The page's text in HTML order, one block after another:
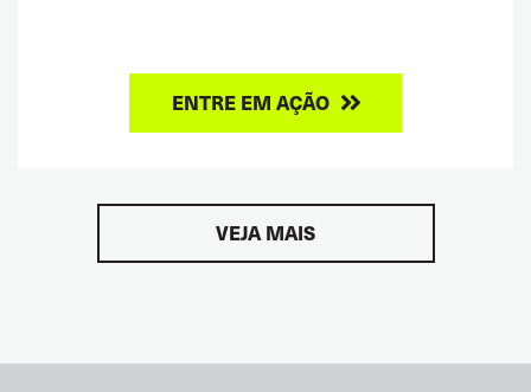
ENTRE EM AÇÃO
VEJA MAIS